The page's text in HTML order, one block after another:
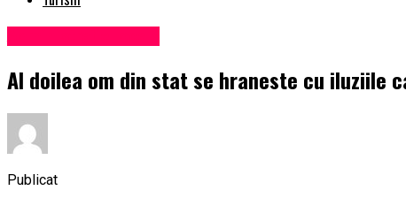
Al doilea om din stat se hraneste cu iluziile
Publicat